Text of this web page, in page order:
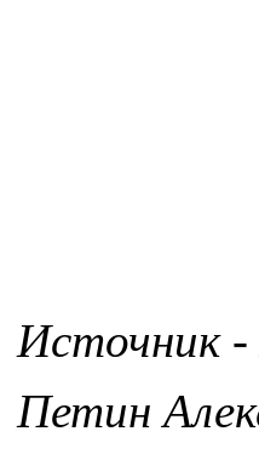
Источник -
Петин